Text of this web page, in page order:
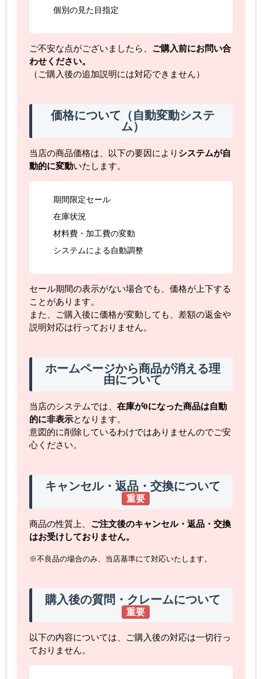
個別の見た目指定
ご不安な点がございましたら、 ご購入前にお問い合
わせください。
（ご購入後の追加説明には対応できません）
価格について（自動変動システ
ム）
当店の商品価格は、以下の要因により システムが自
動的に変動いたします。
期間限定セール
在庫状況
材料費・加工費の変動
システムによる自動調整
セール期間の表示がない場合でも、価格が上下する
ことがあります。
また、ご購入後に価格が変動しても、差額の返金や
説明対応は行っておりません。
ホームページから商品が消える理
由について
当店のシステムでは、 在庫が0になった商品は自動
的に非表示となります。
意図的に削除しているわけではありませんのでご安
心ください。
キャンセル・返品・交換について
重要
商品の性質上、 ご注文後のキャンセル・返品・交換
はお受けしておりません。
※不良品の場合のみ、当店基準にて対応いたします。
購入後の質問・クレームについて
重要
以下の内容については、ご購入後の対応は一切行っ
ておりません。